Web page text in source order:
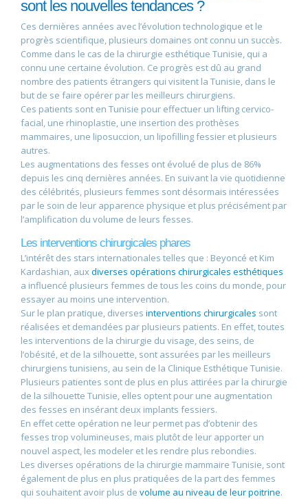
sont les nouvelles tendances ?
Ces dernières années avec l’évolution technologique et le
progrès scientifique, plusieurs domaines ont connu un succès.
Comme dans le cas de la chirurgie esthétique Tunisie, qui a
connu une certaine évolution. Ce progrès est dû au grand
nombre des patients étrangers qui visitent la Tunisie, dans le
but de se faire opérer par les meilleurs chirurgiens.
Ces patients sont en Tunisie pour effectuer un lifting cervico-
facial, une rhinoplastie, une insertion des prothèses
mammaires, une liposuccion, un lipofilling fessier et plusieurs
autres.
Les augmentations des fesses ont évolué de plus de 86%
depuis les cinq dernières années. En suivant la vie quotidienne
des célébrités, plusieurs femmes sont désormais intéressées
par le soin de leur apparence physique et plus précisément par
l’amplification du volume de leurs fesses.
Les interventions chirurgicales phares
L’intérêt des stars internationales telles que : Beyoncé et Kim
Kardashian, auxdiverses opérations chirurgicales esthétiques
a influencé plusieurs femmes de tous les coins du monde, pour
essayer au moins une intervention.
Sur le plan pratique, diverses interventions chirurgicales sont
réalisées et demandées par plusieurs patients. En effet, toutes
les interventions de la chirurgie du visage, des seins, de
l’obésité, et de la silhouette, sont assurées par les meilleurs
chirurgiens tunisiens, au sein de la Clinique Esthétique Tunisie.
Plusieurs patientes sont de plus en plus attirées par la chirurgie
de la silhouette Tunisie, elles optent pour une augmentation
des fesses en insérant deux implants fessiers.
En effet cette opération ne leur permet pas d’obtenir des
fesses trop volumineuses, mais plutôt de leur apporter un
nouvel aspect, les modeler et les rendre plus rebondies.
Les diverses opérations de la chirurgie mammaire Tunisie, sont
également de plus en plus pratiquées de la part des femmes
qui souhaitent avoir plus de volume au niveau de leur poitrine.